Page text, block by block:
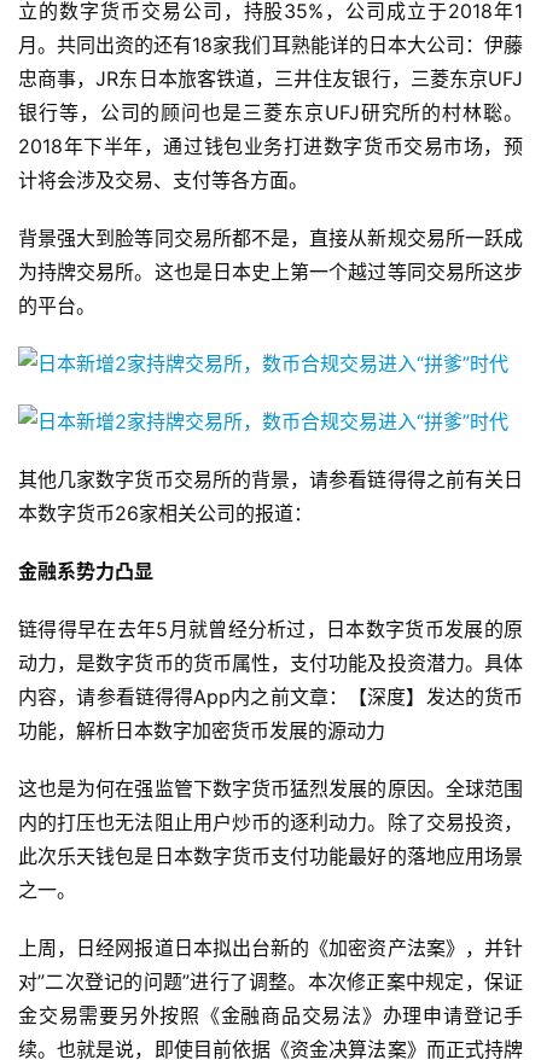
立的数字货币交易公司，持股35%，公司成立于2018年1
月。共同出资的还有18家我们耳熟能详的日本大公司：伊藤
忠商事，JR东日本旅客铁道，三井住友银行，三菱东京UFJ
银行等，公司的顾问也是三菱东京UFJ研究所的村林聡。
2018年下半年，通过钱包业务打进数字货币交易市场，预
计将会涉及交易、支付等各方面。
背景强大到脸等同交易所都不是，直接从新规交易所一跃成
为持牌交易所。这也是日本史上第一个越过等同交易所这步
的平台。
其他几家数字货币交易所的背景，请参看链得得之前有关日
本数字货币26家相关公司的报道：
金融系势力凸显
链得得早在去年5月就曾经分析过，日本数字货币发展的原
动力，是数字货币的货币属性，支付功能及投资潜力。具体
内容，请参看链得得App内之前文章：【深度】发达的货币
功能，解析日本数字加密货币发展的源动力
这也是为何在强监管下数字货币猛烈发展的原因。全球范围
内的打压也无法阻止用户炒币的逐利动力。除了交易投资，
此次乐天钱包是日本数字货币支付功能最好的落地应用场景
之一。
上周，日经网报道日本拟出台新的《加密资产法案》，并针
对”二次登记的问题”进行了调整。本次修正案中规定，保证
金交易需要另外按照《金融商品交易法》办理申请登记手
续。也就是说，即使目前依据《资金决算法案》而正式持牌